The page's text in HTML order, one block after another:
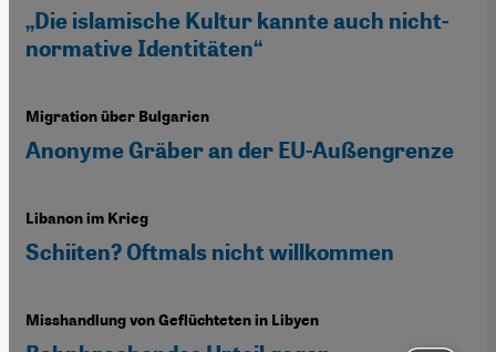
„Die islamische Kultur kannte auch nicht-
normative Identitäten“
Migration über Bulgarien
Anonyme Gräber an der EU-Außengrenze
Libanon im Krieg
Schiiten? Oftmals nicht willkommen
Misshandlung von Geflüchteten in Libyen